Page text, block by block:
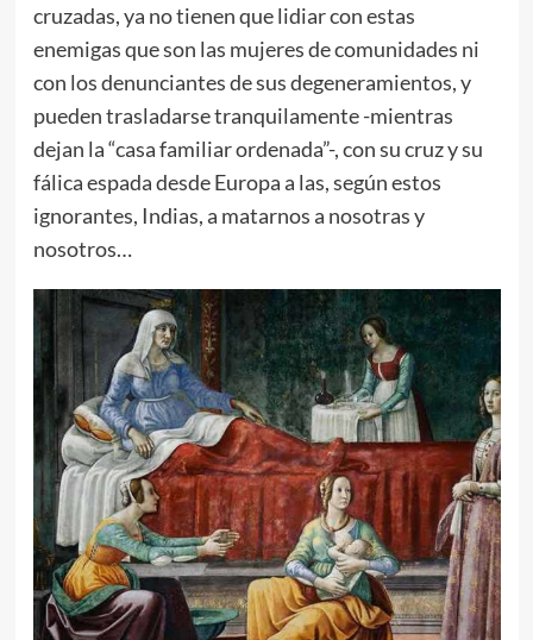
cruzadas, ya no tienen que lidiar con estas
enemigas que son las mujeres de comunidades ni
con los denunciantes de sus degeneramientos, y
pueden trasladarse tranquilamente -mientras
dejan la “casa familiar ordenada”-, con su cruz y su
fálica espada desde Europa a las, según estos
ignorantes, Indias, a matarnos a nosotras y
nosotros…